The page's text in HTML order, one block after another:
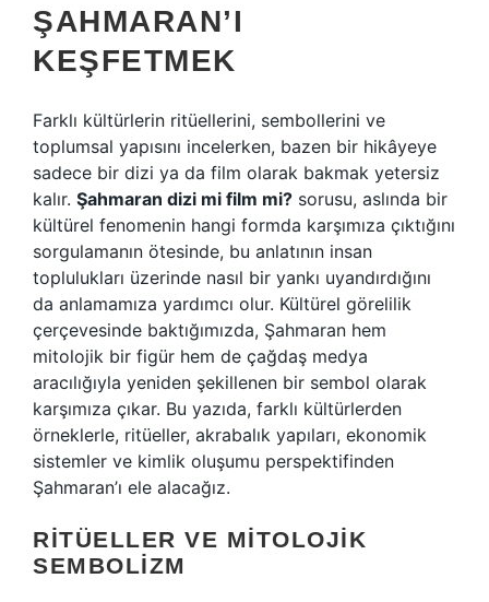
ŞAHMARAN’I
KEŞFETMEK
Farklı kültürlerin ritüellerini, sembollerini ve
toplumsal yapısını incelerken, bazen bir hikâyeye
sadece bir dizi ya da film olarak bakmak yetersiz
kalır. Şahmaran dizi mi film mi? sorusu, aslında bir
kültürel fenomenin hangi formda karşımıza çıktığını
sorgulamanın ötesinde, bu anlatının insan
toplulukları üzerinde nasıl bir yankı uyandırdığını
da anlamamıza yardımcı olur. Kültürel görelilik
çerçevesinde baktığımızda, Şahmaran hem
mitolojik bir figür hem de çağdaş medya
aracılığıyla yeniden şekillenen bir sembol olarak
karşımıza çıkar. Bu yazıda, farklı kültürlerden
örneklerle, ritüeller, akrabalık yapıları, ekonomik
sistemler ve kimlik oluşumu perspektifinden
Şahmaran’ı ele alacağız.
RITÜELLER VE MITOLOJIK
SEMBOLIZM